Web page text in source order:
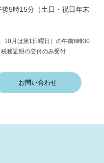
5時15分（土日・祝日年末
10月は第1日曜日）の午前8時30
税務証明の交付のみ受付
お問い合わせ